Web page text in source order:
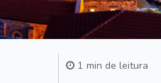
1 min de leitura